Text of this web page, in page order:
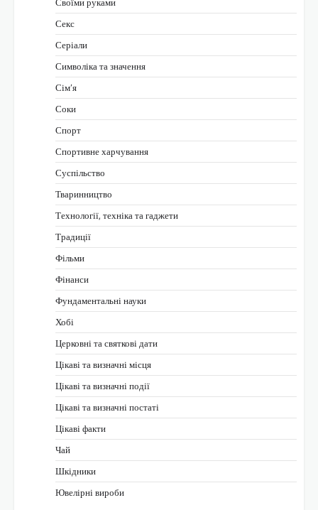
Секс
Серіали
Символіка та значення
Сім’я
Соки
Спорт
Спортивне харчування
Суспільство
Тваринництво
Технології, техніка та гаджети
Традиції
Фільми
Фінанси
Фундаментальні науки
Хобі
Церковні та святкові дати
Цікаві та визначні місця
Цікаві та визначні події
Цікаві та визначні постаті
Цікаві факти
Чай
Шкідники
Ювелірні вироби